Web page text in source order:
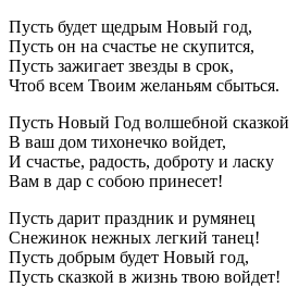
Пусть будет щедрым Новый год,
Пусть он на счастье не скупится,
Пусть зажигает звезды в срок,
Чтоб всем Твоим желаньям сбыться.
Пусть Новый Год волшебной сказкой
В ваш дом тихонечко войдет,
И счастье, радость, доброту и ласку
Вам в дар с собою принесет!
Пусть дарит праздник и румянец
Снежинок нежных легкий танец!
Пусть добрым будет Новый год,
Пусть сказкой в жизнь твою войдет!